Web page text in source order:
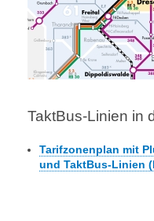
TaktBus-Linien in
Tarifzonenplan mit
und TaktBus-Linien